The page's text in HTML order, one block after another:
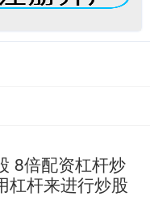
8倍配资杠杆炒
杠杆来进行炒股